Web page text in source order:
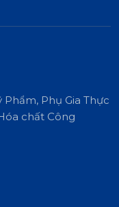
Phụ Gia Thực
chất Công